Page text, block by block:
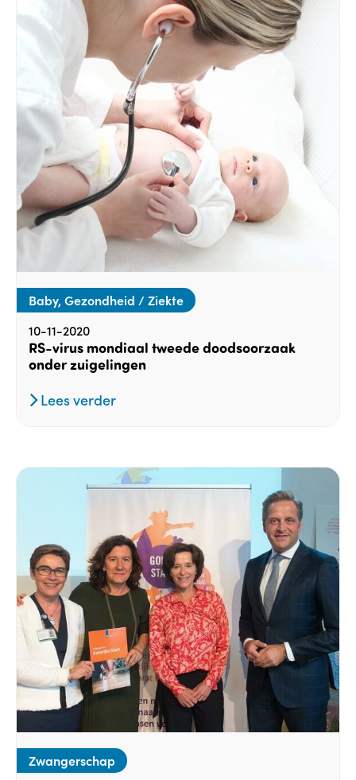
Baby, Gezondheid / Ziekte
10-11-2020
RS-virus mondiaal tweede doodsoorzaak
onder zuigelingen
Lees verder
Zwangerschap